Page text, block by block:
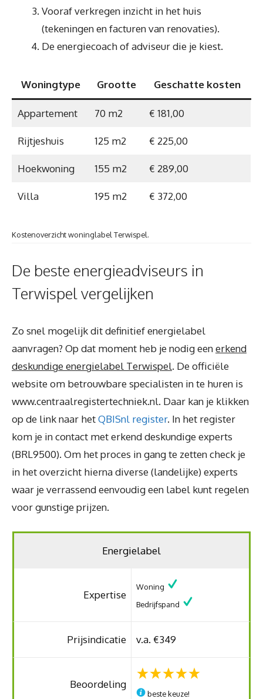
Vooraf verkregen inzicht in het huis
(tekeningen en facturen van renovaties).
De energiecoach of adviseur die je kiest.
Woningtype Grootte Geschatte kosten
Appartement 70 m2 € 181,00
Rijtjeshuis 125 m2 € 225,00
Hoekwoning 155 m2 € 289,00
Villa 195 m2 € 372,00
Kostenoverzicht woninglabel Terwispel.
De beste energieadviseurs in
Terwispel vergelijken
Zo snel mogelijk dit definitief energielabel
aanvragen? Op dat moment heb je nodig eenerkend
deskundige energielabel Terwispel. De officiële
website om betrouwbare specialisten in te huren is
www.centraalregistertechniek.nl. Daar kan je klikken
op de link naar hetQBISnl register. In het register
kom je in contact met erkend deskundige experts
(BRL9500). Om het proces in gang te zetten check je
in het overzicht hierna diverse (landelijke) experts
waar je verrassend eenvoudig een label kunt regelen
voor gunstige prijzen.
Energielabel
Expertise
Woning
Bedrijfspand
Prijsindicatie v.a. €349
Beoordeling
beste keuze!